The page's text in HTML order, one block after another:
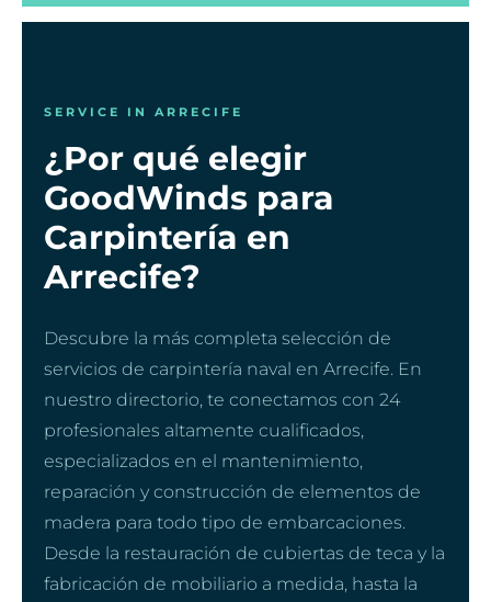
SERVICE IN ARRECIFE
¿Por qué elegir
GoodWinds para
Carpintería en
Arrecife?
Descubre la más completa selección de
servicios de carpintería naval en Arrecife. En
nuestro directorio, te conectamos con 24
profesionales altamente cualificados,
especializados en el mantenimiento,
reparación y construcción de elementos de
madera para todo tipo de embarcaciones.
Desde la restauración de cubiertas de teca y la
fabricación de mobiliario a medida, hasta la